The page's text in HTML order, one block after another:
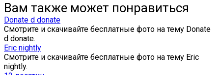
Вам также может понравиться
Donate d donate
Смотрите и скачивайте бесплатные фото на тему Donate
d donate.
Eric nightly
Смотрите и скачивайте бесплатные фото на тему Eric
nightly.